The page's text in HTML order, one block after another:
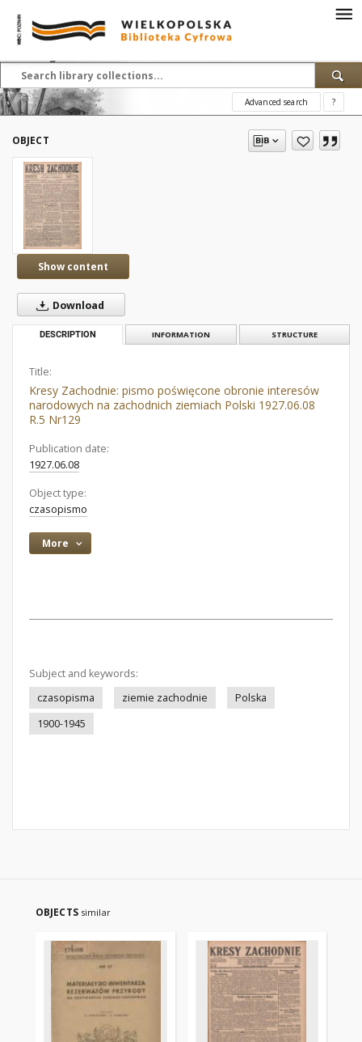
Advanced search ?
OBJECT
Show content
Download
DESCRIPTION INFORMATION STRUCTURE
Title:
Kresy Zachodnie: pismo poświęcone obronie interesów
narodowych na zachodnich ziemiach Polski 1927.06.08
R.5 Nr129
Publication date:
1927.06.08
Object type:
czasopismo
More
Subject and keywords:
czasopisma
ziemie zachodnie
Polska
1900-1945
OBJECTS similar